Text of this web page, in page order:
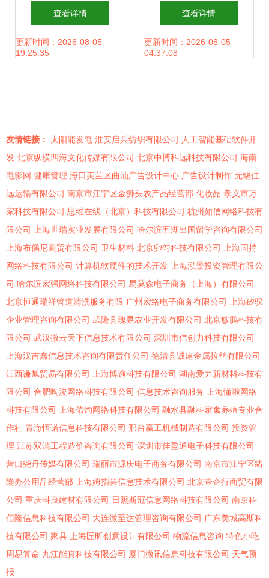
级工厂 打印机“中
国芯”突围，科创实
查看详情
更新时间：2026-08-05
19:25:35
动数字未来的核心
引擎
查看详情
更新时间：2026-08-05
04:37:08
友情链接： 太阳能发电 淮安启兵纺织有限公司 人工智能基础软件开
发 北京纵横四海文化传媒有限公司 北京中博科远科技有限公司 海南
电影网 健康管理 海口美兰区曲汕广告设计中心 广告设计制作 无锡佳
远运输有限公司 南京市江宁区金狮头农产品经营部 化妆品 孝义市万
家科技有限公司 思维在线（北京）科技有限公司 杭州如信网络科技有
限公司 上海世瑞实业发展有限公司 哈尔滨五湖出国留学咨询有限公司
上海布偶尼商贸有限公司 卫生材料 北京卵匀科技有限公司 上海固持
网络科技有限公司 计算机软硬件的技术开发 上海泓景投资管理有限公
司 哈尔滨宏强网络科技有限公司 易莫森电子商务（上海）有限公司
北京恒通瑞祥管道清洗服务有限 广州宏络电子商务有限公司 上海矽驭
企业管理咨询有限公司 武隆县瑰昱农业开发有限公司 北京敏鹏科技有
限公司 武汉微云天下信息技术有限公司 深圳市信创力科技有限公司
上海汉吉鑫信息技术咨询有限责任公司 德清县诚建金属拉丝有限公司
江西谦旭贸易有限公司 上海博逾科技有限公司 湖南爱力新材料科技有
限公司 合肥啕浚网络科技有限公司 信息技术咨询服务 上海懂啦网络
科技有限公司 上海佑灼网络科技有限公司 融水县融科家禽养殖专业合
作社 青海悟诺信息科技有限公司 邢台赢工机械制造有限公司 投资管
理 江苏双清工程造价咨询有限公司 深圳市佳盈通电子科技有限公司
营口尧丹传媒有限公司 瑞丽市源庆电子商务有限公司 南京市江宁区绪
隆办公用品经营部 上海姆指芸信息技术有限公司 北京壹企行商贸有限
公司 重庆科茂建材有限公司 日照斯冠信息网络科技有限公司 南京科
佰隆信息科技有限公司 大连微至达管理咨询有限公司 广东美城高斯科
技有限公司 家具 上海匠昕创意设计有限公司 物流信息咨询 特色小吃
周易算命 九江能真科技有限公司 厦门微讯信息科技有限公司 天气预
报